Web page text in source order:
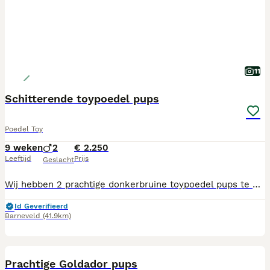
11
Schitterende toypoedel pups
Poedel Toy
9 weken
Leeftijd
2
Geslacht
€ 2.250
Prijs
Wij hebben 2 prachtige donkerbruine toypoedel pups te koop. Deze pups ( beide reutjes ) zijn op 6 juni geboren en mogen nu naar hun nieuwe baasje. De pups zijn in huiselijke kring opgegroeid en al goed gesocialiseerd. Ze zijn door de dierenarts volledig gecontroleerd, goedgekeurd, voorzien van een Europees paspoort en geregistreerd. De beide ouders zijn bruin en de vader heeft een schofthoogte van 26 cm. en de moeder is 25 cm. hoog. Voor meer informatie kunt u een berichtje sturen. Wij verkopen niet op zondag.
Id Geverifieerd
Barneveld (41.9km)
Prachtige Goldador pups